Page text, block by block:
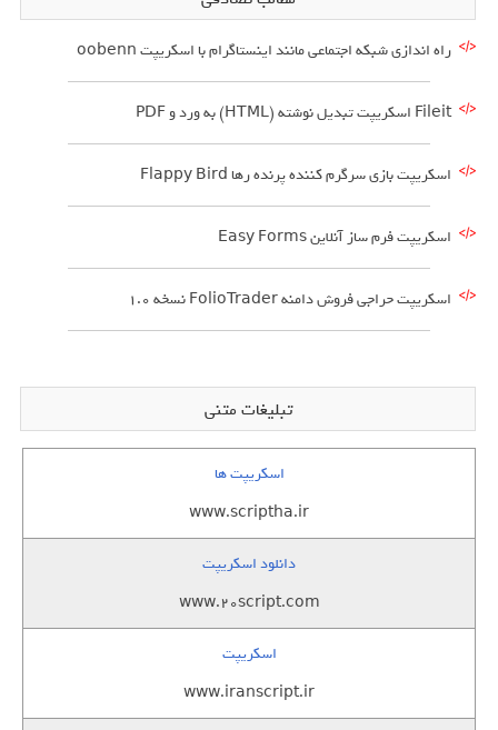
راه اندازی شبکه اجتماعی مانند اینستاگرام با اسکریپت oobenn
Fileit اسکریپت تبدیل نوشته (HTML) به ورد و PDF
اسکریپت بازی سرگرم کننده پرنده رها Flappy Bird
اسکریپت فرم ساز آنلاین Easy Forms
اسکریپت حراجی فروش دامنه FolioTrader نسخه 1.0
تبلیغات متنی
اسکریپت ها
www.scriptha.ir
دانلود اسکریپت
www.20script.com
اسکریپت
www.iranscript.ir